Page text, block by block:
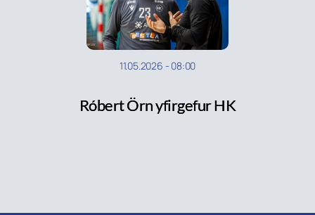
11.05.2026 - 08:00
Róbert Örn yfirgefur HK